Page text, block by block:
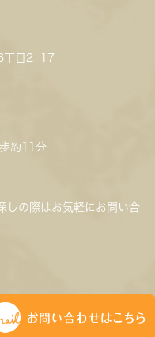
丁目2−17
約11分
しの際はお気軽にお問い合